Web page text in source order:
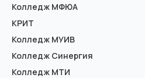
Колледж МФЮА
КРИТ
Колледж МУИВ
Колледж Синергия
Колледж МТИ